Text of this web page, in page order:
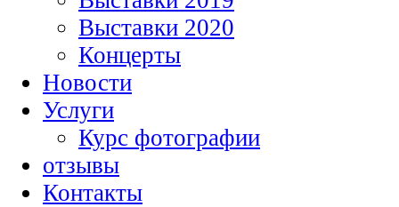
Выставки 2020
Концерты
Новости
Услуги
Курс фотографии
отзывы
Контакты